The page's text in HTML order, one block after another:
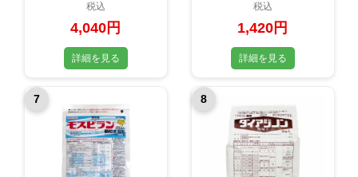
税込
4,040円
詳細を見る
税込
1,420円
詳細を見る
7 8